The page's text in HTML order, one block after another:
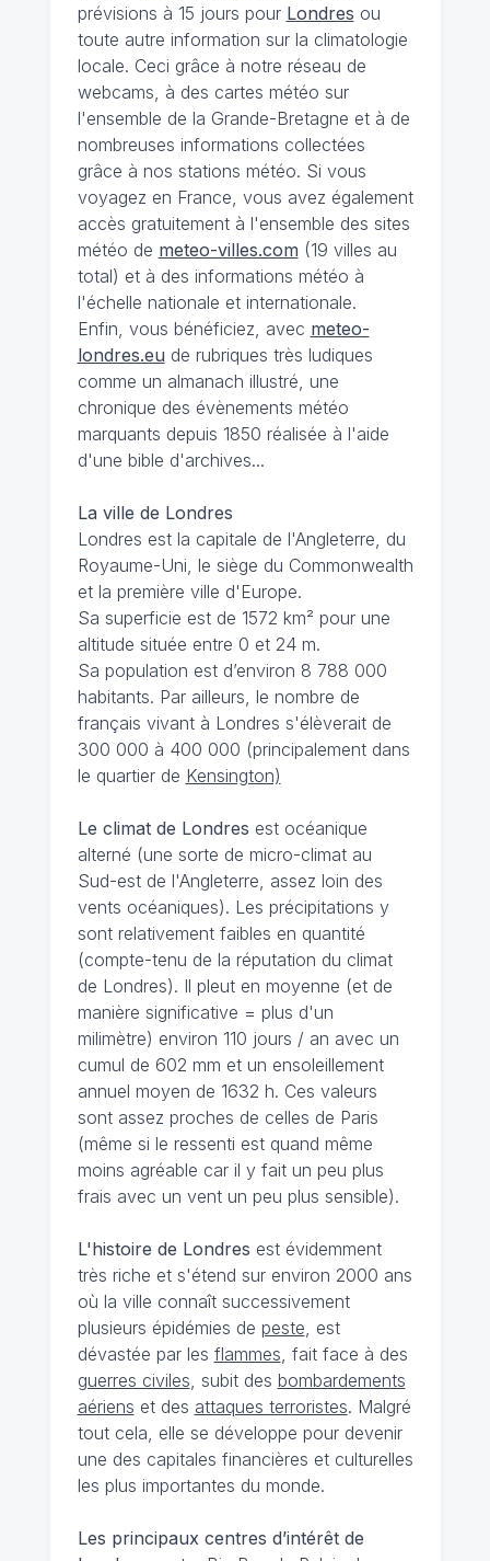
prévisions à 15 jours pour Londres ou
toute autre information sur la climatologie
locale. Ceci grâce à notre réseau de
webcams, à des cartes météo sur
l'ensemble de la Grande-Bretagne et à de
nombreuses informations collectées
grâce à nos stations météo. Si vous
voyagez en France, vous avez également
accès gratuitement à l'ensemble des sites
météo de meteo-villes.com (19 villes au
total) et à des informations météo à
l'échelle nationale et internationale.
Enfin, vous bénéficiez, avec meteo-
londres.eu de rubriques très ludiques
comme un almanach illustré, une
chronique des évènements météo
marquants depuis 1850 réalisée à l'aide
d'une bible d'archives...
La ville de Londres
Londres est la capitale de l'Angleterre, du
Royaume-Uni, le siège du Commonwealth
et la première ville d'Europe.
Sa superficie est de 1572 km² pour une
altitude située entre 0 et 24 m.
Sa population est d’environ 8 788 000
habitants. Par ailleurs, le nombre de
français vivant à Londres s'élèverait de
300 000 à 400 000 (principalement dans
le quartier de Kensington)
Le climat de Londres est océanique
alterné (une sorte de micro-climat au
Sud-est de l'Angleterre, assez loin des
vents océaniques). Les précipitations y
sont relativement faibles en quantité
(compte-tenu de la réputation du climat
de Londres). Il pleut en moyenne (et de
manière significative = plus d'un
milimètre) environ 110 jours / an avec un
cumul de 602 mm et un ensoleillement
annuel moyen de 1632 h. Ces valeurs
sont assez proches de celles de Paris
(même si le ressenti est quand même
moins agréable car il y fait un peu plus
frais avec un vent un peu plus sensible).
L'histoire de Londres est évidemment
très riche et s'étend sur environ 2000 ans
où la ville connaît successivement
plusieurs épidémies de peste, est
dévastée par les flammes, fait face à des
guerres civiles, subit des bombardements
aériens et des attaques terroristes. Malgré
tout cela, elle se développe pour devenir
une des capitales financières et culturelles
les plus importantes du monde.
Les principaux centres d’intérêt de